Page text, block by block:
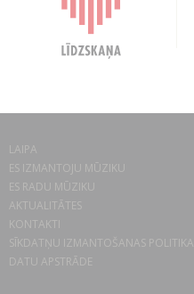
LAIPA
ES IZMANTOJU MŪZIKU
ES RADU MŪZIKU
AKTUALITĀTES
KONTAKTI
SĪKDATŅU IZMANTOŠANAS POLITIKA
DATU APSTRĀDE